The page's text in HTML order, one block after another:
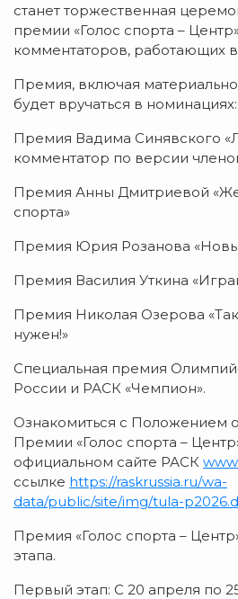
станет торжественная
премии «Голос спорта –
комментаторов, работающих
Премия, включая
будет вручаться в номинациях:
Премия Вадима Синявского
комментатор по версии
Премия Анны Дмитриевой
спорта»
Премия Юрия Розанова
Премия Василия Уткина
Премия Николая Озерова
нужен!»
Специальная премия
России и РАСК «Чемпион».
Ознакомиться с Положением
Премии «Голос спорта –
официальном сайте РАСК
ссылке https://raskrussia.ru/wa-
data/public/site/img/tula-
Премия «Голос спорта –
этапа.
Первый этап: С 20 апреля по